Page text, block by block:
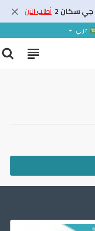
جي سكان 2 أطلب الآن
عربي